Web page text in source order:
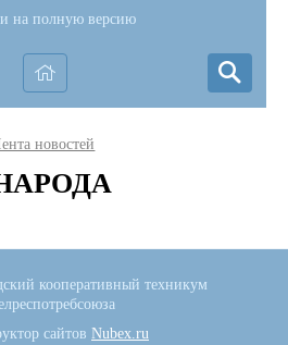
на полную версию
новостей
кооперативный техникум
сайтов Nubex.ru